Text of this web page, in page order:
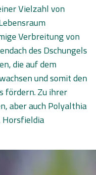
Vielzahl von
Verbreitung von
des Dschungels
die auf dem
und somit den
fördern. Zu ihrer
aber auch Polyalthia
Horsfieldia